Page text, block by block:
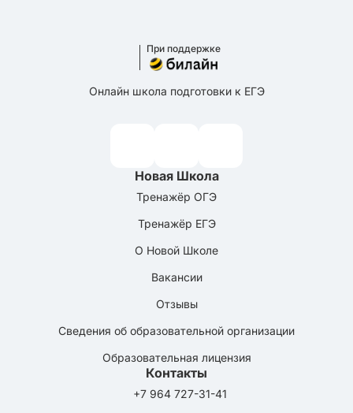
При поддержке
Онлайн школа подготовки к ЕГЭ
Новая Школа
Тренажёр ОГЭ
Тренажёр ЕГЭ
О Новой Школе
Вакансии
Отзывы
Сведения об образовательной организации
Образовательная лицензия
Контакты
+7 964 727-31-41